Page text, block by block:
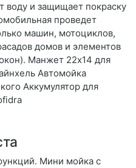
воду и защищает покраску
проведет
машин, мотоциклов,
домов и элементов
Манжет 22х14 для
Автомойка
Аккумулятор для
Мини мойка с